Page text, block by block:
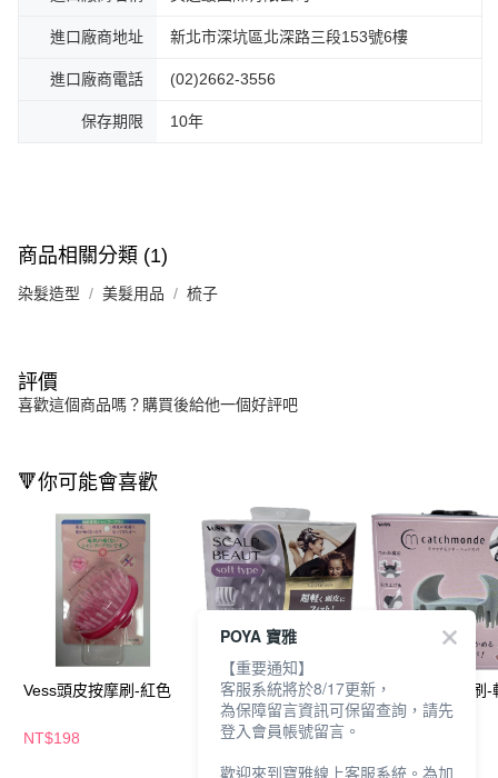
進口廠商地址 新北市深坑區北深路三段153號6樓
進口廠商電話 (02)2662-3556
保存期限 10年
商品相關分類 (1)
染髮造型 美髮用品 梳子
評價
喜歡這個商品嗎？購買後給他一個好評吧
🔻你可能會喜歡
Vess頭皮按摩刷-紅色
NT$198
Vess頭皮毛孔按摩頭皮
NT$432
Vess頭皮按摩刷-
色
POYA 寶雅
【重要通知】
客服系統將於8/17更新，
為保障留言資訊可保留查詢，請先
登入會員帳號留言。
歡迎來到寶雅線上客服系統。為加